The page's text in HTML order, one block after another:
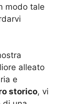
modo tale
alleato
e
storico, vi